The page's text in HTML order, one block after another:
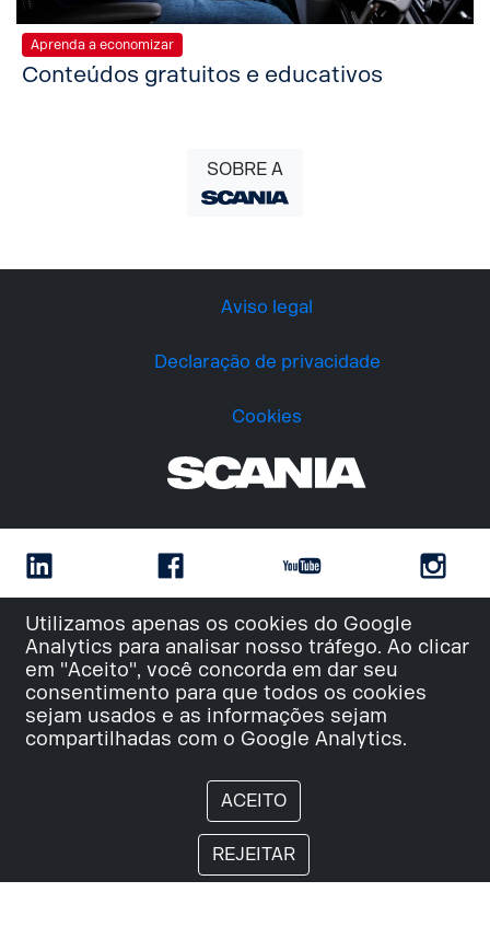
Utilizamos apenas os cookies do Google
Analytics para analisar nosso tráfego. Ao clicar
em "Aceito", você concorda em dar seu
consentimento para que todos os cookies
sejam usados e as informações sejam
compartilhadas com o Google Analytics.
ACEITO
REJEITAR
Aprenda a economizar
Conteúdos gratuitos e educativos
SOBRE A
Aviso legal
Declaração de privacidade
Cookies